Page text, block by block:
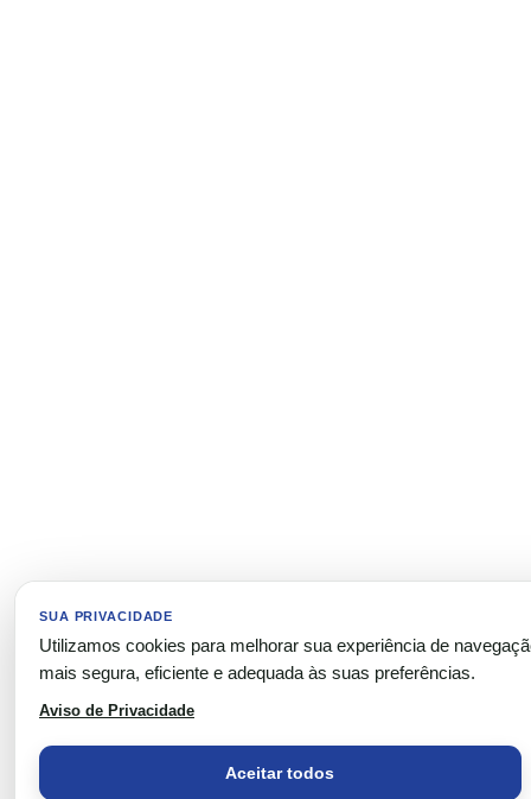
SUA PRIVACIDADE
Utilizamos cookies para melhorar sua experiência de
mais segura, eficiente e adequada às suas preferências.
Aviso de Privacidade
Aceitar todos